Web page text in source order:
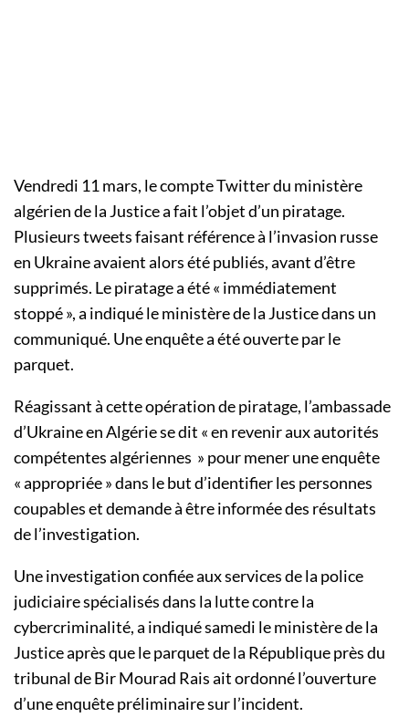
Vendredi 11 mars, le compte Twitter du ministère
algérien de la Justice a fait l’objet d’un piratage.
Plusieurs tweets faisant référence à l’invasion russe
en Ukraine avaient alors été publiés, avant d’être
supprimés. Le piratage a été « immédiatement
stoppé », a indiqué le ministère de la Justice dans un
communiqué. Une enquête a été ouverte par le
parquet.
Réagissant à cette opération de piratage, l’ambassade
d’Ukraine en Algérie se dit « en revenir aux autorités
compétentes algériennes » pour mener une enquête
« appropriée » dans le but d’identifier les personnes
coupables et demande à être informée des résultats
de l’investigation.
Une investigation confiée aux services de la police
judiciaire spécialisés dans la lutte contre la
cybercriminalité, a indiqué samedi le ministère de la
Justice après que le parquet de la République près du
tribunal de Bir Mourad Rais ait ordonné l’ouverture
d’une enquête préliminaire sur l’incident.